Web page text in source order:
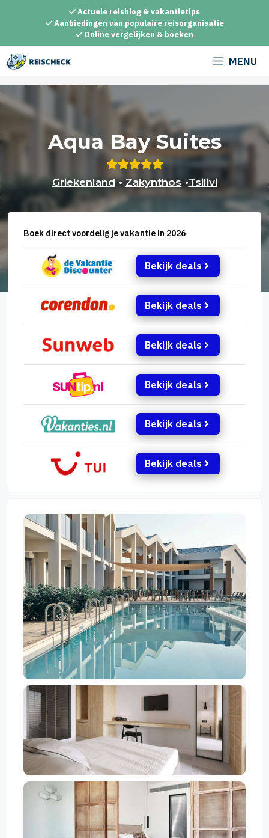
inhoud
Actuele reisblog & vakantietips
Aanbiedingen van populaire reisorganisatie
Online vergelijken & boeken
MENU
Aqua Bay Suites
Griekenland • Zakynthos •Tsilivi
Boek direct voordelig je vakantie in 2026
Bekijk deals
Bekijk deals
Bekijk deals
Bekijk deals
Bekijk deals
Bekijk deals